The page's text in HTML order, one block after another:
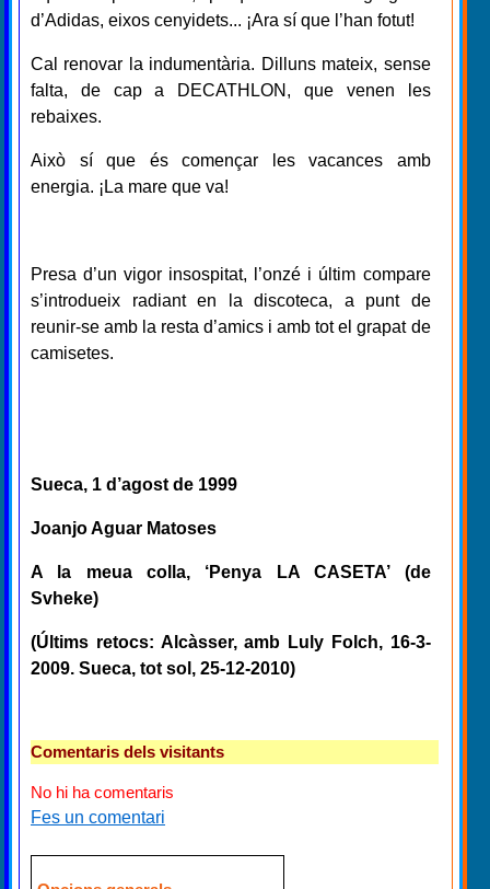
d’Adidas, eixos cenyidets... ¡Ara sí que l’han fotut!
Cal renovar la indumentària. Dilluns mateix, sense
falta, de cap a DECATHLON, que venen les
rebaixes.
Això sí que és començar les vacances amb
energia. ¡La mare que va!
Presa d’un vigor insospitat, l’onzé i últim compare
s’introdueix radiant en la discoteca, a punt de
reunir-se amb la resta d’amics i amb tot el grapat de
camisetes.
Sueca, 1 d’agost de 1999
Joanjo Aguar Matoses
A la meua colla, ‘Penya LA CASETA’ (de
Svheke)
(Últims retocs: Alcàsser, amb Luly Folch, 16-3-
2009. Sueca, tot sol, 25-12-2010)
Comentaris dels visitants
No hi ha comentaris
Fes un comentari